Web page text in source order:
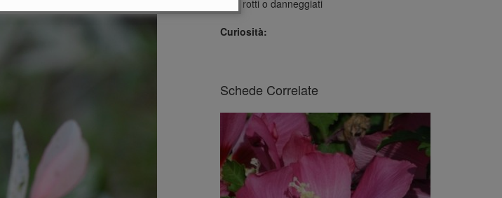
rami rotti o danneggiati
Curiosità:
Schede Correlate